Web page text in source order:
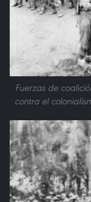
Fuerzas de
contra el